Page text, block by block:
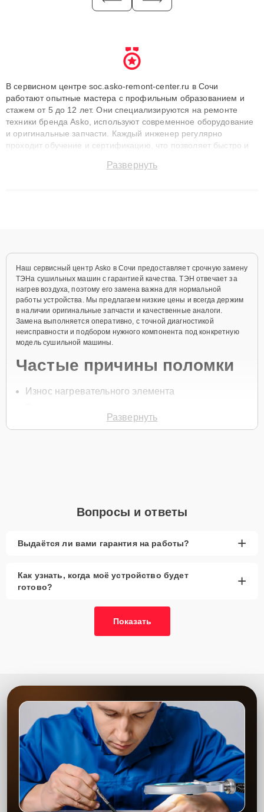
В сервисном центре soc.asko-remont-center.ru в Сочи
работают опытные мастера с профильным образованием и
стажем от 5 до 12 лет. Они специализируются на ремонте
техники бренда Asko, используют современное оборудование
и оригинальные запчасти. Каждый инженер регулярно
проходит обучение и сертификацию, что позволяет быстро и
сохранением гарантии до 3 лет. Наши мастера решают
Развернуть
Наш сервисный центр Asko в Сочи предоставляет срочную замену
ТЭНа сушильных машин с гарантией качества. ТЭН отвечает за
нагрев воздуха, поэтому его замена важна для нормальной
работы устройства. Мы предлагаем низкие цены и всегда держим
в наличии оригинальные запчасти и качественные аналоги.
Замена выполняется оперативно, с точной диагностикой
неисправности и подбором нужного компонента под конкретную
модель сушильной машины.
Частые причины поломки
Износ нагревательного элемента
Неправильная эксплуатация
Главные особенности
сервиса
для замены.
замены нагревательного элемента.
— возможность получения
Сервисный центр предлагает квалифицированную замену ТЭНов
сушильных машин. Все работы выполняются мастерами с
большим опытом, что обеспечивает надежную работу техники
после ремонта. Мы всегда используем только проверенные
детали и гарантируем качественное выполнение работы.
Развернуть
Вопросы и ответы
Выдаётся ли вами гарантия на работы? +
Как узнать, когда моё устройство будет
готово?
+
Показать